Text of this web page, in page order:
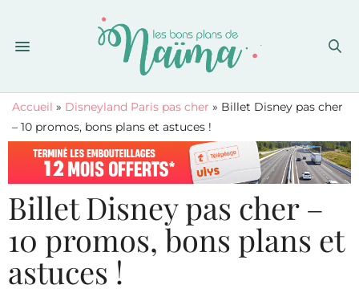
Accueil » Disneyland Paris pas cher » Billet Disney pas cher
– 10 promos, bons plans et astuces !
Billet Disney pas cher –
10 promos, bons plans et
astuces !